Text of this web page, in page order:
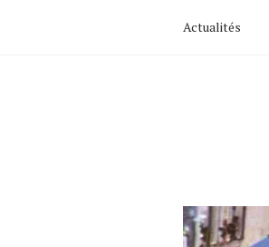
Actualités
Latest